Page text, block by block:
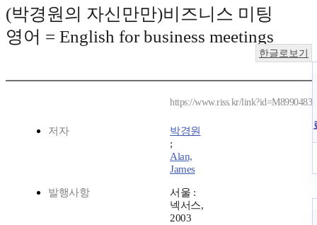
(박경원의 자신만만)비즈니스 미팅
영어 = English for business meetings
한글로보기
https://www.riss.kr/link?id=M8990483
저자
박경원
;
Alan,
James
발행사항
서울 :
넥서스,
2003